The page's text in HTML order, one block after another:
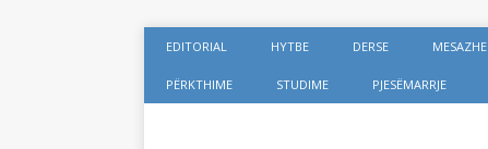
EDITORIAL HYTBE DERSE MESAZHE
PËRKTHIME STUDIME PJESËMARRJE